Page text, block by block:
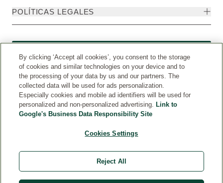
POLÍTICAS LEGALES
Weleda Internacional © Weleda 2026
By clicking ‘Accept all cookies’, you consent to the storage
of cookies and similar technologies on your device and to
the processing of your data by us and our partners. The
collected data will be used for ads personalization.
Especially cookies and mobile ad identifiers will be used for
personalized and non-personalized advertising. Link to
Google's Business Data Responsibility Site
Cookies Settings
Reject All